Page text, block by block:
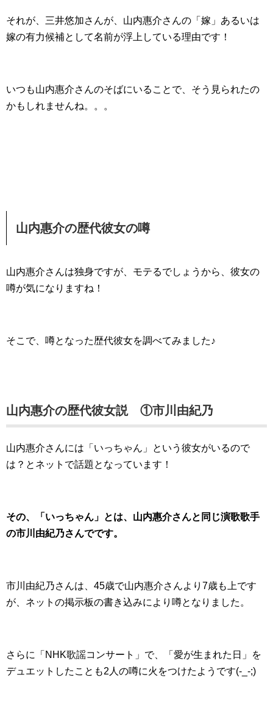
それが、三井悠加さんが、山内惠介さんの「嫁」あるいは
嫁の有力候補として名前が浮上している理由です！
いつも山内惠介さんのそばにいることで、そう見られたの
かもしれませんね。。。
山内惠介の歴代彼女の噂
山内惠介さんは独身ですが、モテるでしょうから、彼女の
噂が気になりますね！
そこで、噂となった歴代彼女を調べてみました♪
山内惠介の歴代彼女説 ①市川由紀乃
山内惠介さんには「いっちゃん」という彼女がいるので
は？とネットで話題となっています！
その、「いっちゃん」とは、山内惠介さんと同じ演歌歌手
の市川由紀乃さんでです。
市川由紀乃さんは、45歳で山内惠介さんより7歳も上です
が、ネットの掲示板の書き込みにより噂となりました。
さらに「NHK歌謡コンサート」で、「愛が生まれた日」を
デュエットしたことも2人の噂に火をつけたようです(-_-;)